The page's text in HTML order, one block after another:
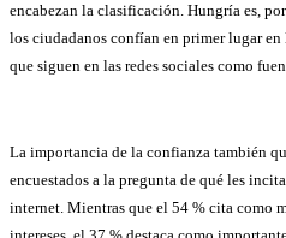
encabezan la clasificación. Hungría es,
los ciudadanos confían en primer lugar en
que siguen en las redes sociales como
La importancia de la confianza también
encuestados a la pregunta de qué les
internet. Mientras que el 54 % cita como